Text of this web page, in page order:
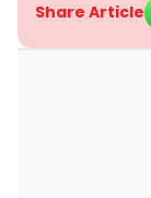
Share Article